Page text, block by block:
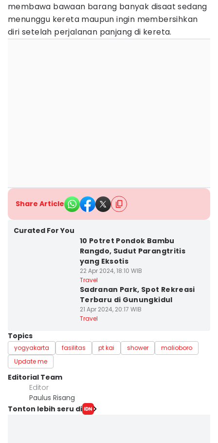
membawa bawaan barang banyak disaat sedang
menunggu kereta maupun ingin membersihkan
diri setelah perjalanan panjang di kereta.
Share Article
Curated For You
10 Potret Pondok Bambu
Rangdo, Sudut Parangtritis
yang Eksotis
22 Apr 2024, 18:10 WIB
Travel
Sadranan Park, Spot Rekreasi
Terbaru di Gunungkidul
21 Apr 2024, 20:17 WIB
Travel
Topics
yogyakarta fasilitas pt kai shower
malioboro
Update me
Editorial Team
Editor
Paulus Risang
Tonton lebih seru di